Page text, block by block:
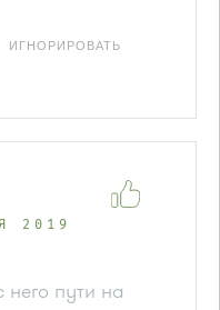
ИГНОРИРОВАТЬ
2019
пути на